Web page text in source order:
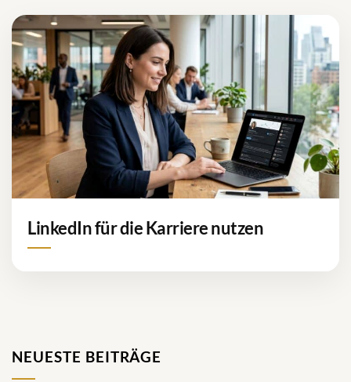
LinkedIn für die Karriere nutzen
NEUESTE BEITRÄGE